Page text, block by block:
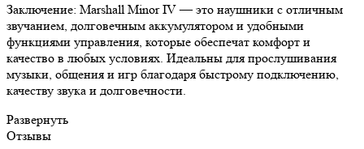
Заключение: Marshall Minor IV — это наушники с отличным
звучанием, долговечным аккумулятором и удобными
функциями управления, которые обеспечат комфорт и
качество в любых условиях. Идеальны для прослушивания
музыки, общения и игр благодаря быстрому подключению,
качеству звука и долговечности.
Развернуть
Отзывы